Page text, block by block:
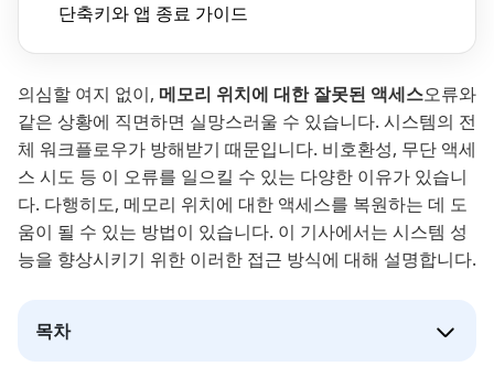
단축키와 앱 종료 가이드
의심할 여지 없이, 메모리 위치에 대한 잘못된 액세스오류와
같은 상황에 직면하면 실망스러울 수 있습니다. 시스템의 전
체 워크플로우가 방해받기 때문입니다. 비호환성, 무단 액세
스 시도 등 이 오류를 일으킬 수 있는 다양한 이유가 있습니
다. 다행히도, 메모리 위치에 대한 액세스를 복원하는 데 도
움이 될 수 있는 방법이 있습니다. 이 기사에서는 시스템 성
능을 향상시키기 위한 이러한 접근 방식에 대해 설명합니다.
목차